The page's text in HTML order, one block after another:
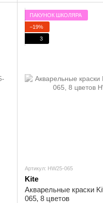
ПАКУНОК ШКОЛЯРА
−19%
3
Артикул: HW25-065
Kite
Акварельные краски
065, 8 цветов